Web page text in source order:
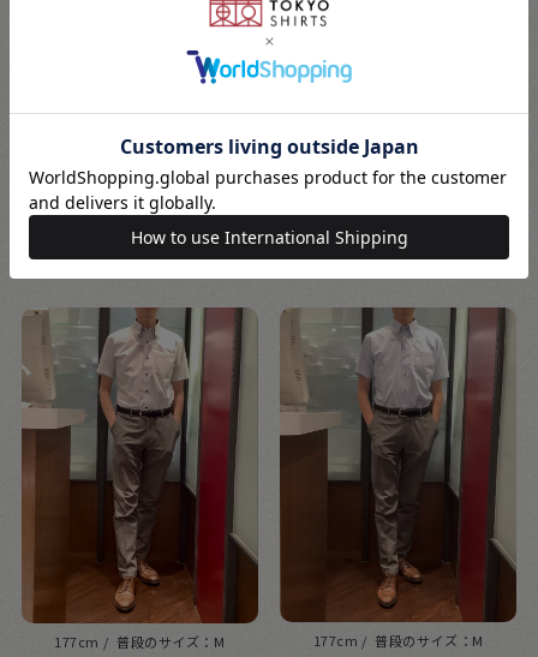
M
177cm M
177cm